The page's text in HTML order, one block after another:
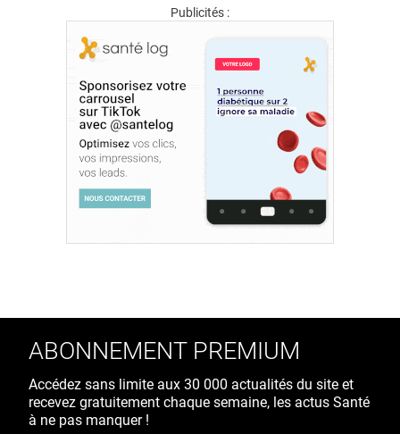
Publicités :
ABONNEMENT PREMIUM
Accédez sans limite aux 30 000 actualités du site et
recevez gratuitement chaque semaine, les actus Santé
à ne pas manquer !